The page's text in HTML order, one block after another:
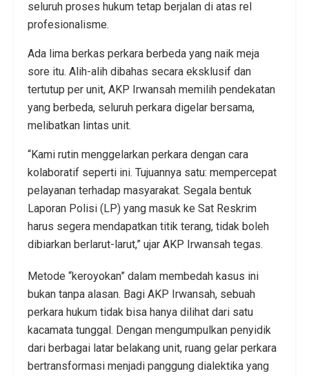
seluruh proses hukum tetap berjalan di atas rel
profesionalisme.
Ada lima berkas perkara berbeda yang naik meja
sore itu. Alih-alih dibahas secara eksklusif dan
tertutup per unit, AKP Irwansah memilih pendekatan
yang berbeda, seluruh perkara digelar bersama,
melibatkan lintas unit.
“Kami rutin menggelarkan perkara dengan cara
kolaboratif seperti ini. Tujuannya satu: mempercepat
pelayanan terhadap masyarakat. Segala bentuk
Laporan Polisi (LP) yang masuk ke Sat Reskrim
harus segera mendapatkan titik terang, tidak boleh
dibiarkan berlarut-larut,” ujar AKP Irwansah tegas.
Metode “keroyokan” dalam membedah kasus ini
bukan tanpa alasan. Bagi AKP Irwansah, sebuah
perkara hukum tidak bisa hanya dilihat dari satu
kacamata tunggal. Dengan mengumpulkan penyidik
dari berbagai latar belakang unit, ruang gelar perkara
bertransformasi menjadi panggung dialektika yang